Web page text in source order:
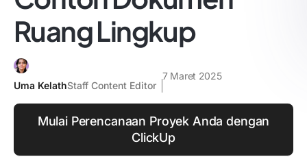
Ruang Lingkup
Uma KelathStaff Content Editor
7 Maret 2025
Mulai Perencanaan Proyek Anda dengan
ClickUp